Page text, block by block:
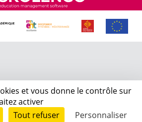
et vous donne le contrôle sur
activer
Tout refuser Personnaliser